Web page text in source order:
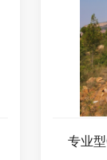
专业